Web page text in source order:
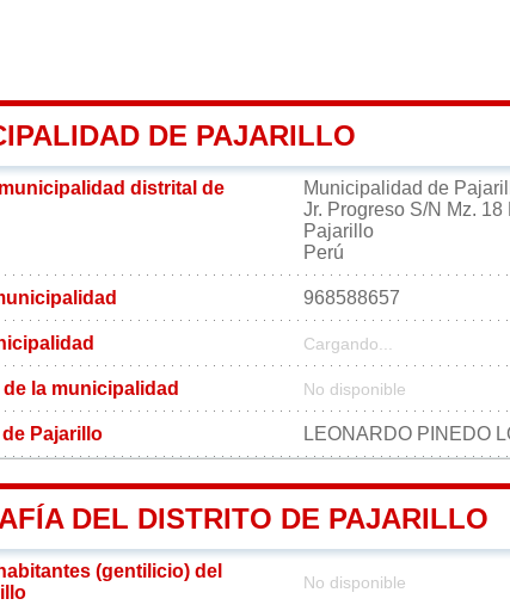
DE PAJARILLO
distrital de
Municipalidad de
Jr. Progreso S/N Mz. 18
Pajarillo
Perú
968588657
Cargando...
la municipalidad No disponible
Pajarillo LEONARDO PINEDO
DEL DISTRITO DE PAJARILLO
(gentilicio) del
No disponible